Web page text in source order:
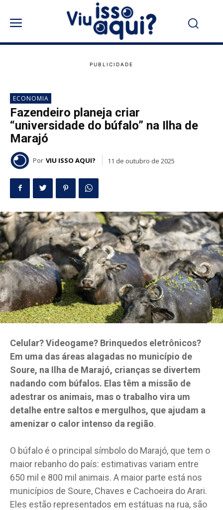
ECONOMIA
Fazendeiro planeja criar
“universidade do búfalo” na Ilha de
Marajó
Por VIU ISSO AQUI? 11 de outubro de 2025
Celular? Videogame? Brinquedos eletrônicos?
Em uma das áreas alagadas no município de
Soure, na Ilha de Marajó, crianças se divertem
nadando com búfalos. Elas têm a missão de
adestrar os animais, mas o trabalho vira um
detalhe entre saltos e mergulhos, que ajudam a
amenizar o calor intenso da região.
O búfalo é o principal símbolo do Marajó, que tem o
maior rebanho do país: estimativas variam entre
650 mil e 800 mil animais. A maior parte está nos
municípios de Soure, Chaves e Cachoeira do Arari.
Eles estão representados em estátuas na rua, são